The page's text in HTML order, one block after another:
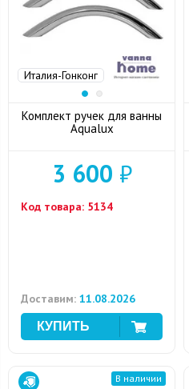
Италия-Гонконг
Комплект ручек для ванны
Aqualux
3 600 ₽
Код товара: 5134
Доставим: 11.08.2026
В наличии